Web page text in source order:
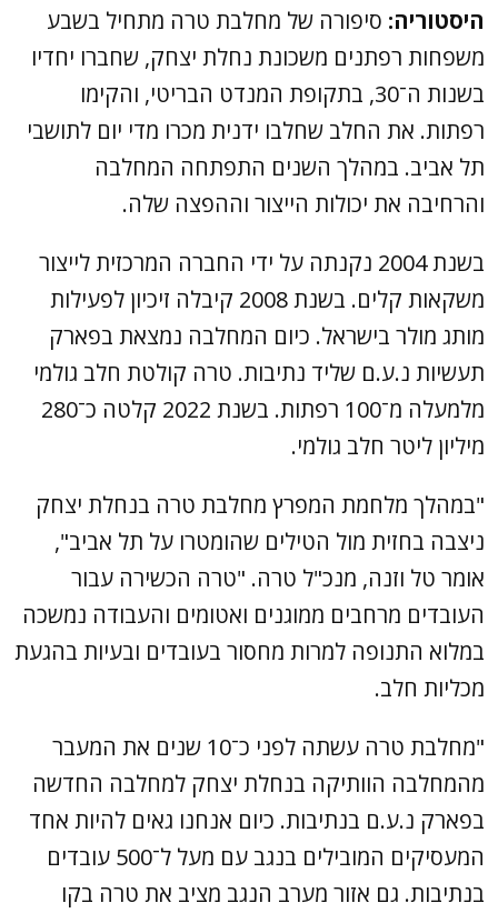
היסטוריה: סיפורה של מחלבת טרה מתחיל בשבע
משפחות רפתנים משכונת נחלת יצחק, שחברו יחדיו
בשנות ה־30, בתקופת המנדט הבריטי, והקימו
רפתות. את החלב שחלבו ידנית מכרו מדי יום לתושבי
תל אביב. במהלך השנים התפתחה המחלבה
והרחיבה את יכולות הייצור וההפצה שלה.
בשנת 2004 נקנתה על ידי החברה המרכזית לייצור
משקאות קלים. בשנת 2008 קיבלה זיכיון לפעילות
מותג מולר בישראל. כיום המחלבה נמצאת בפארק
תעשיות נ.ע.ם שליד נתיבות. טרה קולטת חלב גולמי
מלמעלה מ־100 רפתות. בשנת 2022 קלטה כ־280
מיליון ליטר חלב גולמי.
"במהלך מלחמת המפרץ מחלבת טרה בנחלת יצחק
ניצבה בחזית מול הטילים שהומטרו על תל אביב",
אומר טל וזנה, מנכ"ל טרה. "טרה הכשירה עבור
העובדים מרחבים ממוגנים ואטומים והעבודה נמשכה
במלוא התנופה למרות מחסור בעובדים ובעיות בהגעת
מכליות חלב.
"מחלבת טרה עשתה לפני כ־10 שנים את המעבר
מהמחלבה הוותיקה בנחלת יצחק למחלבה החדשה
בפארק נ.ע.ם בנתיבות. כיום אנחנו גאים להיות אחד
המעסיקים המובילים בנגב עם מעל ל־500 עובדים
בנתיבות. גם אזור מערב הנגב מציב את טרה בקו